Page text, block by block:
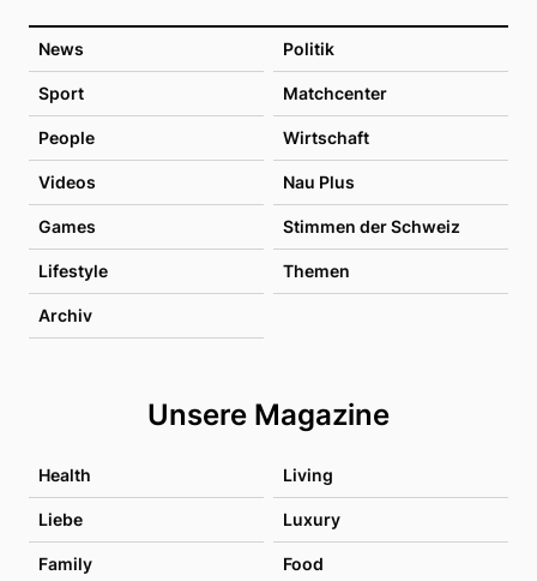
News Politik
Sport Matchcenter
People Wirtschaft
Videos Nau Plus
Games Stimmen der Schweiz
Lifestyle Themen
Archiv
Unsere Magazine
Health Living
Liebe Luxury
Family Food